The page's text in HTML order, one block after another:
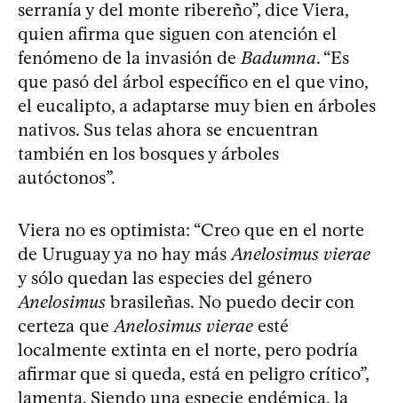
serranía y del monte ribereño”, dice Viera,
quien afirma que siguen con atención el
fenómeno de la invasión de Badumna. “Es
que pasó del árbol específico en el que vino,
el eucalipto, a adaptarse muy bien en árboles
nativos. Sus telas ahora se encuentran
también en los bosques y árboles
autóctonos”.
Viera no es optimista: “Creo que en el norte
de Uruguay ya no hay más Anelosimus vierae
y sólo quedan las especies del género
Anelosimus brasileñas. No puedo decir con
certeza que Anelosimus vierae esté
localmente extinta en el norte, pero podría
afirmar que si queda, está en peligro crítico”,
lamenta. Siendo una especie endémica, la